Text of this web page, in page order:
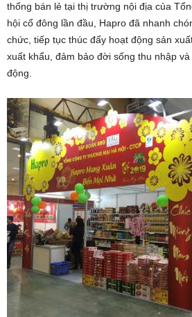
thống bán lẻ tại thị trường nội địa của
hội cổ đông lần đầu, Hapro đã nhanh
chức, tiếp tục thúc đẩy hoạt động sản
xuất khẩu, đảm bảo đời sống thu nhập
động.